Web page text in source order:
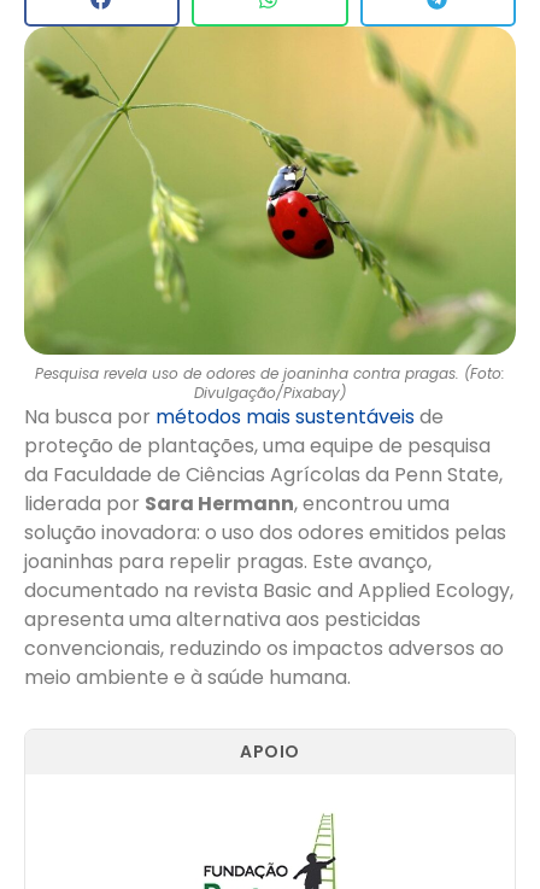
Pesquisa revela uso de odores de joaninha contra pragas. (Foto:
Divulgação/Pixabay)
Na busca por métodos mais sustentáveisde
proteção de plantações, uma equipe de pesquisa
da Faculdade de Ciências Agrícolas da Penn State,
liderada por Sara Hermann, encontrou uma
solução inovadora: o uso dos odores emitidos pelas
joaninhas para repelir pragas. Este avanço,
documentado na revista Basic and Applied Ecology,
apresenta uma alternativa aos pesticidas
convencionais, reduzindo os impactos adversos ao
meio ambiente e à saúde humana.
APOIO